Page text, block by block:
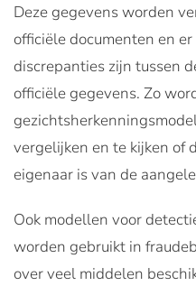
Deze gegevens worden
officiële documenten en
discrepanties zijn tussen
officiële gegevens. Zo
vergelijken en te kijken of
eigenaar is van de
Ook modellen voor
worden gebruikt in
over veel middelen